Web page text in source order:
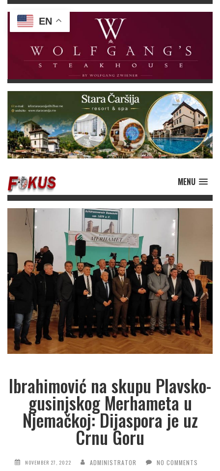
MENU
Ibrahimović na skupu Plavsko-
gusinjskog Merhameta u
Njemačkoj: Dijaspora je uz
Crnu Goru
NOVEMBER 27, 2022 ADMINISTRATOR NO COMMENTS
EN